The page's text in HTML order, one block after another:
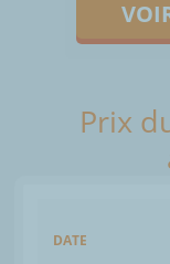
Prix
DATE